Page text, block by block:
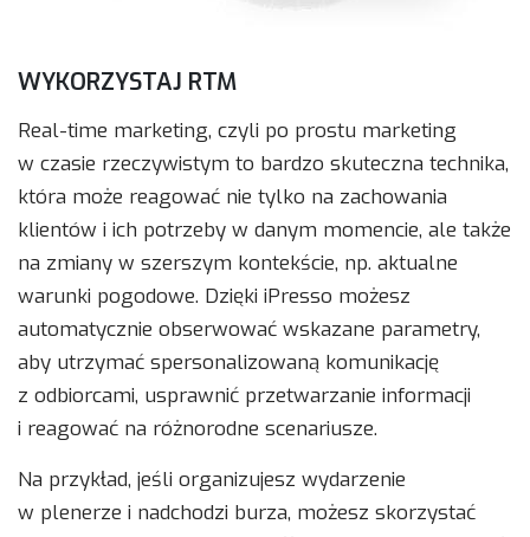
WYKORZYSTAJ RTM
Real-time marketing, czyli po prostu marketing
w czasie rzeczywistym to bardzo skuteczna technika,
która może reagować nie tylko na zachowania
klientów i ich potrzeby w danym momencie, ale także
na zmiany w szerszym kontekście, np. aktualne
warunki pogodowe. Dzięki iPresso możesz
automatycznie obserwować wskazane parametry,
aby utrzymać spersonalizowaną komunikację
z odbiorcami, usprawnić przetwarzanie informacji
i reagować na różnorodne scenariusze.
Na przykład, jeśli organizujesz wydarzenie
w plenerze i nadchodzi burza, możesz skorzystać